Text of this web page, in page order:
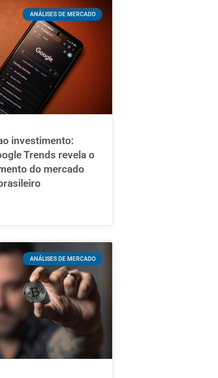
ANÁLISES DE MERCADO
investimento:
Trends revela o
do mercado
ANÁLISES DE MERCADO